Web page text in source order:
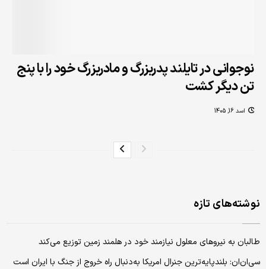
نوجوانی در تایلند پدربزرگ و مادربزرگ خود را با پنج
تن دیگر کشت
اسد 16, 1405
نوشته‌های تازه
طالبان به نیروهای معلول نیازمند خود در هلمند زمین توزیع می‌کند
سی‌ان‌ان: بلندپایه‌ترین جنرال امریکا به‌دنبال راه خروج از جنگ با ایران است